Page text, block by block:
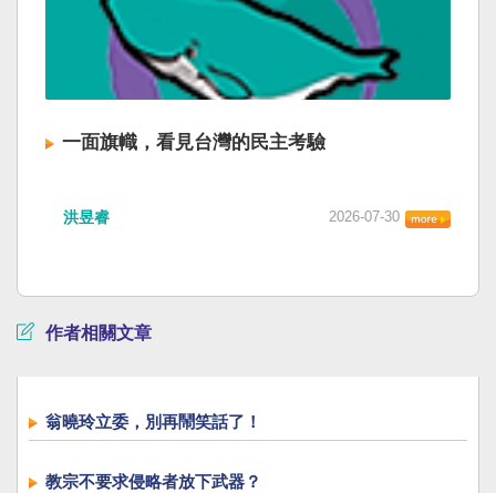
一面旗幟，看見台灣的民主考驗
洪昱睿 2026-07-30
作者相關文章
翁曉玲立委，別再鬧笑話了！
教宗不要求侵略者放下武器？